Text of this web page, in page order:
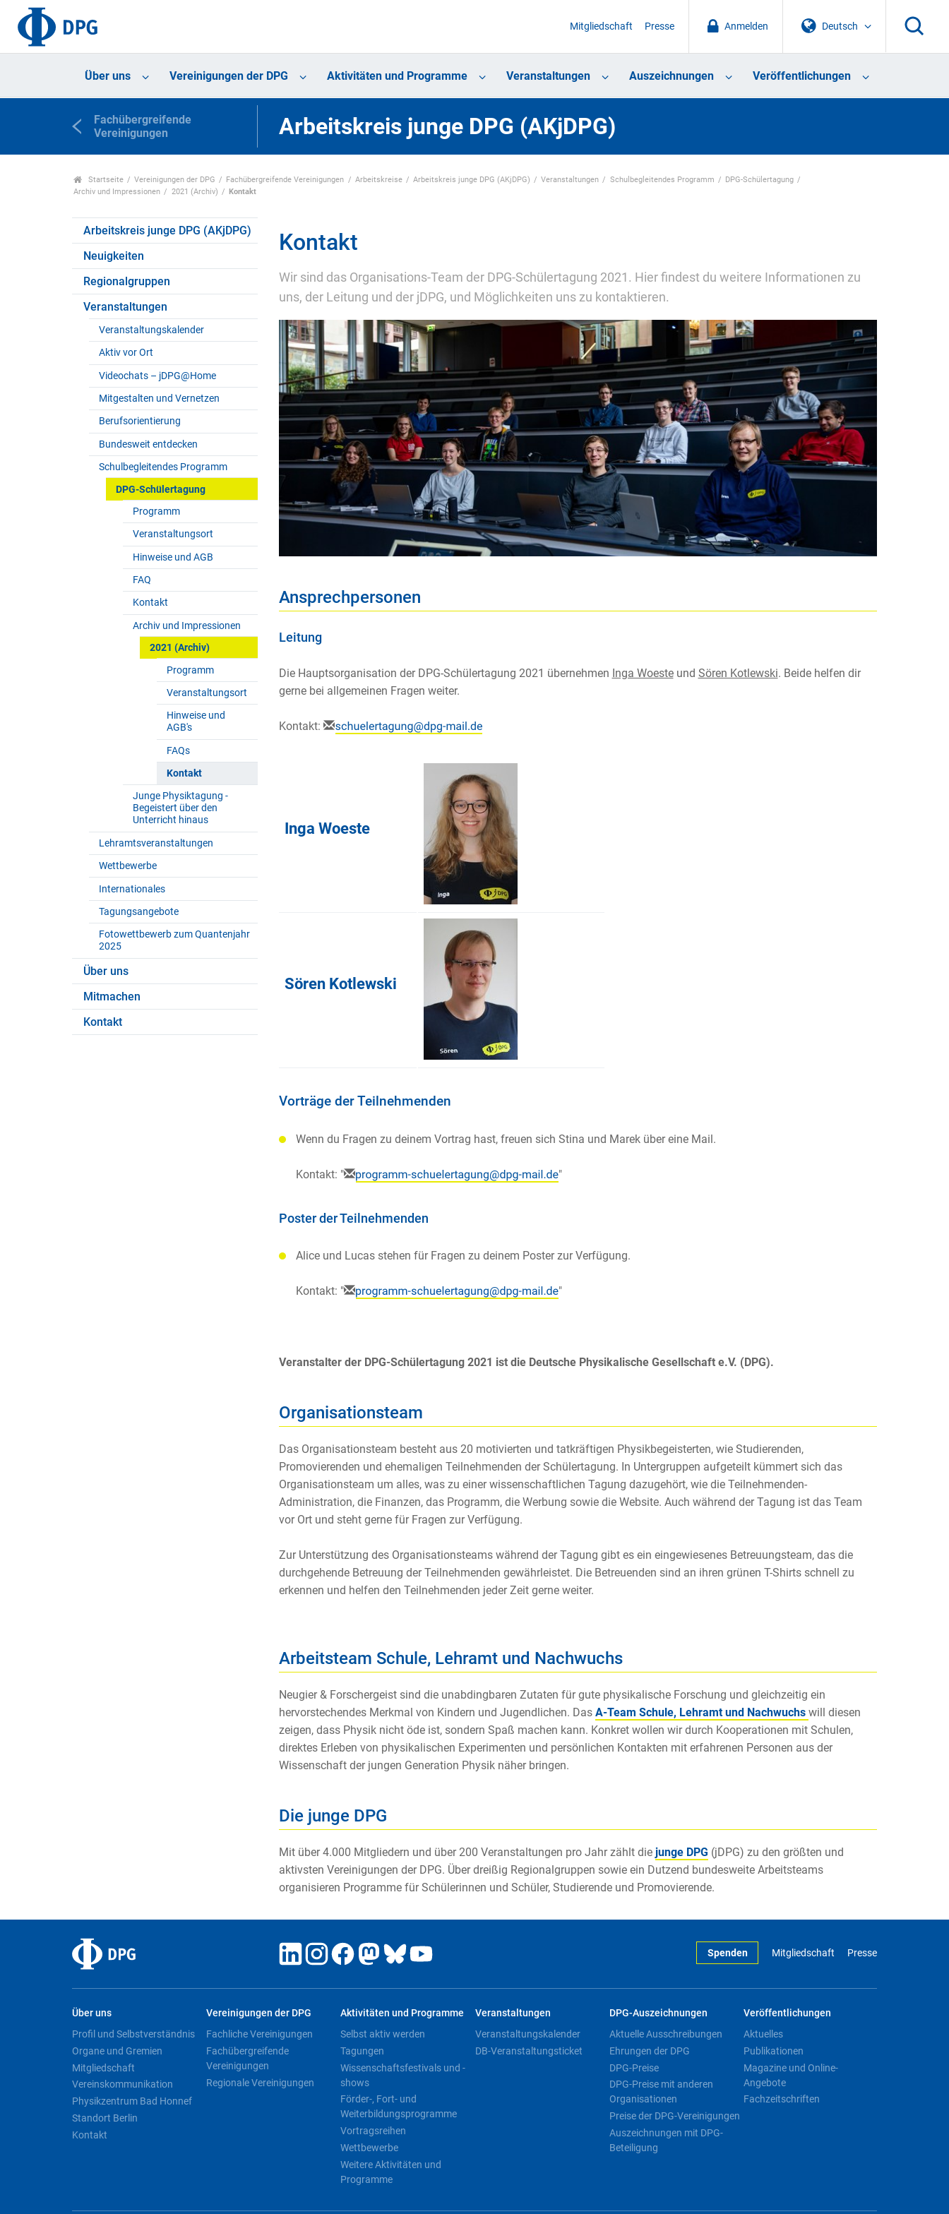
Deutsch
Anmelden
Mitgliedschaft Presse
Über uns Vereinigungen der DPG Aktivitäten und Programme Veranstaltungen Auszeichnungen Veröffentlichungen
Fachübergreifende
Vereinigungen
Arbeitskreis junge DPG (AKjDPG)
Startseite Vereinigungen der DPG Fachübergreifende Vereinigungen Arbeitskreise Arbeitskreis junge DPG (AKjDPG) Veranstaltungen Schulbegleitendes Programm
DPG-Schülertagung
Archiv und Impressionen
2021 (Archiv) Kontakt
Arbeitskreis junge DPG (AKjDPG)
Neuigkeiten
Regionalgruppen
Veranstaltungen
Veranstaltungskalender
Aktiv vor Ort
Videochats – jDPG@Home
Mitgestalten und Vernetzen
Berufsorientierung
Bundesweit entdecken
Schulbegleitendes Programm
DPG-Schülertagung
Programm
Veranstaltungsort
Hinweise und AGB
FAQ
Kontakt
Archiv und Impressionen
2021 (Archiv)
Programm
Veranstaltungsort
Hinweise und
AGB's
FAQs
Kontakt
Junge Physiktagung -
Begeistert über den
Unterricht hinaus
Lehramtsveranstaltungen
Wettbewerbe
Internationales
Tagungsangebote
Fotowettbewerb zum Quantenjahr
2025
Über uns
Mitmachen
Kontakt
Kontakt
Wir sind das Organisations-Team der DPG-Schülertagung 2021. Hier findest du weitere Informationen zu
uns, der Leitung und der jDPG, und Möglichkeiten uns zu kontaktieren.
Ansprechpersonen
Leitung
Die Hauptsorganisation der DPG-Schülertagung 2021 übernehmen Inga Woesteund Sören Kotlewski. Beide helfen dir
gerne bei allgemeinen Fragen weiter.
Kontakt:
Inga Woeste
Sören Kotlewski
Vorträge der Teilnehmenden
Wenn du Fragen zu deinem Vortrag hast, freuen sich Stina und Marek über eine Mail.
Kontakt: " "
Poster der Teilnehmenden
Alice und Lucas stehen für Fragen zu deinem Poster zur Verfügung.
Kontakt: " "
Veranstalter der DPG-Schülertagung 2021 ist die Deutsche Physikalische Gesellschaft e.V. (DPG).
Organisationsteam
Das Organisationsteam besteht aus 20 motivierten und tatkräftigen Physikbegeisterten, wie Studierenden,
Promovierenden und ehemaligen Teilnehmenden der Schülertagung. In Untergruppen aufgeteilt kümmert sich das
Organisationsteam um alles, was zu einer wissenschaftlichen Tagung dazugehört, wie die Teilnehmenden-
Administration, die Finanzen, das Programm, die Werbung sowie die Website. Auch während der Tagung ist das Team
vor Ort und steht gerne für Fragen zur Verfügung.
Zur Unterstützung des Organisationsteams während der Tagung gibt es ein eingewiesenes Betreuungsteam, das die
durchgehende Betreuung der Teilnehmenden gewährleistet. Die Betreuenden sind an ihren grünen T-Shirts schnell zu
erkennen und helfen den Teilnehmenden jeder Zeit gerne weiter.
Arbeitsteam Schule, Lehramt und Nachwuchs
Neugier & Forschergeist sind die unabdingbaren Zutaten für gute physikalische Forschung und gleichzeitig ein
hervorstechendes Merkmal von Kindern und Jugendlichen. Das A-Team Schule, Lehramt und Nachwuchs will diesen
zeigen, dass Physik nicht öde ist, sondern Spaß machen kann. Konkret wollen wir durch Kooperationen mit Schulen,
direktes Erleben von physikalischen Experimenten und persönlichen Kontakten mit erfahrenen Personen aus der
Wissenschaft der jungen Generation Physik näher bringen.
Die junge DPG
Mit über 4.000 Mitgliedern und über 200 Veranstaltungen pro Jahr zählt die junge DPG (jDPG) zu den größten und
aktivsten Vereinigungen der DPG. Über dreißig Regionalgrup­pen sowie ein Dutzend bundesweite Arbeitsteams
organisieren Programme für Schülerinnen und Schüler, Studierende und Promovierende.
Spenden Mitgliedschaft Presse
Über uns
Profil und Selbstverständnis
Organe und Gremien
Mitgliedschaft
Vereinskommunikation
Physikzentrum Bad Honnef
Standort Berlin
Kontakt
Vereinigungen der DPG
Fachliche Vereinigungen
Fachübergreifende
Vereinigungen
Regionale Vereinigungen
Aktivitäten und Programme
Selbst aktiv werden
Tagungen
Wissenschaftsfestivals und -
shows
Förder-, Fort- und
Weiterbildungsprogramme
Vortragsreihen
Wettbewerbe
Weitere Aktivitäten und
Programme
Veranstaltungen
Veranstaltungskalender
DB-Veranstaltungsticket
DPG-Auszeichnungen
Aktuelle Ausschreibungen
Ehrungen der DPG
DPG-Preise
DPG-Preise mit anderen
Organisationen
Preise der DPG-Vereinigungen
Auszeichnungen mit DPG-
Beteiligung
Veröffentlichungen
Aktuelles
Publikationen
Magazine und Online-
Angebote
Fachzeitschriften